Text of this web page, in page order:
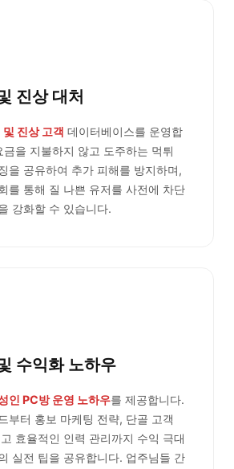
진상 대처
진상 고객 데이터베이스를 운영합
금을 지불하지 않고 도주하는 먹튀
을 공유하여 추가 피해를 방지하며,
를 통해 질 나쁜 유저를 사전에 차단
강화할 수 있습니다.
수익화 노하우
인 PC방 운영 노하우를 제공합니다.
부터 홍보 마케팅 전략, 단골 고객
효율적인 인력 관리까지 수익 극대
실전 팁을 공유합니다. 업주님들 간